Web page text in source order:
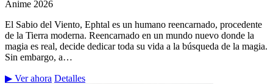
Anime 2026
El Sabio del Viento, Ephtal es un humano reencarnado, procedente
de la Tierra moderna. Reencarnado en un mundo nuevo donde la
magia es real, decide dedicar toda su vida a la búsqueda de la magia.
Sin embargo, a…
▶ Ver ahora Detalles